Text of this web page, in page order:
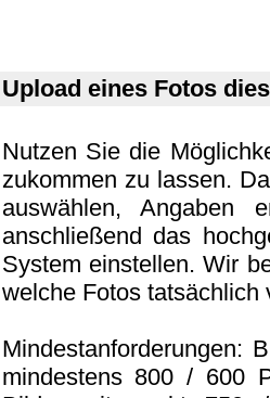
Upload eines Fotos
Nutzen Sie die
zukommen zu lassen.
auswählen, Angaben
anschließend das
System einstellen. Wir
welche Fotos tatsächlich
Mindestanforderungen:
mindestens 800 / 600